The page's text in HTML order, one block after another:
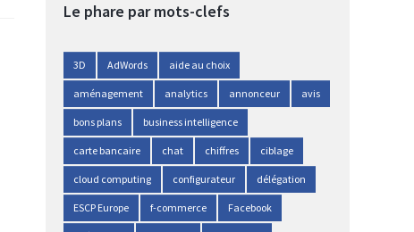
Le phare par mots-clefs
3D AdWords aide au choix
aménagement analytics annonceur avis
bons plans business intelligence
carte bancaire chat chiffres ciblage
cloud computing configurateur délégation
ESCP Europe f-commerce Facebook